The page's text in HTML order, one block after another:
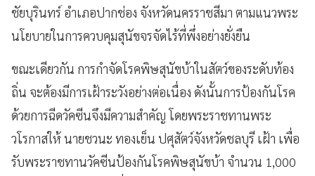
ชัยบุรินทร์ อำเภอปากช่อง จังหวัดนครราชสีมา ตามแนวพระ
นโยบายในการควบคุมสุนัขจรจัดไร้ที่พึ่งอย่างยั่งยืน
ขณะเดียวกัน การกำจัดโรคพิษสุนัขบ้าในสัตว์ของระดับท้อง
ถิ่น จะต้องมีการเฝ้าระวังอย่างต่อเนื่อง ดังนั้นการป้องกันโรค
ด้วยการฉีดวัคซีนจึงมีความสำคัญ โดยพระราชทานพระ
วโรกาสให้ นายชวนะ ทองเย็น ปศุสัตว์จังหวัดชลบุรี เฝ้า เพื่อ
รับพระราชทานวัคซีนป้องกันโรคพิษสุนัขบ้า จำนวน 1,000